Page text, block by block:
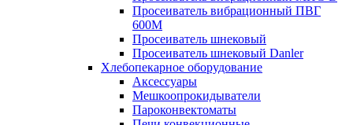
Просеиватель вибрационный ПВГ
600М
Просеиватель шнековый
Просеиватель шнековый Danler
Хлебопекарное оборудование
Аксессуары
Мешкоопрокидыватели
Пароконвектоматы